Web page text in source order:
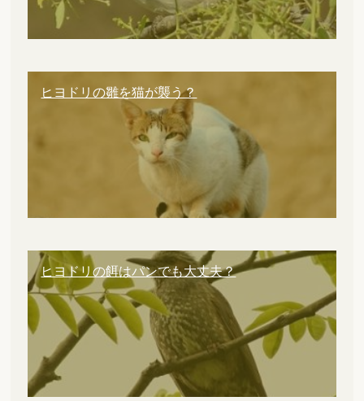
ヒヨドリの雛を猫が襲う？
ヒヨドリの餌はパンでも大丈夫？